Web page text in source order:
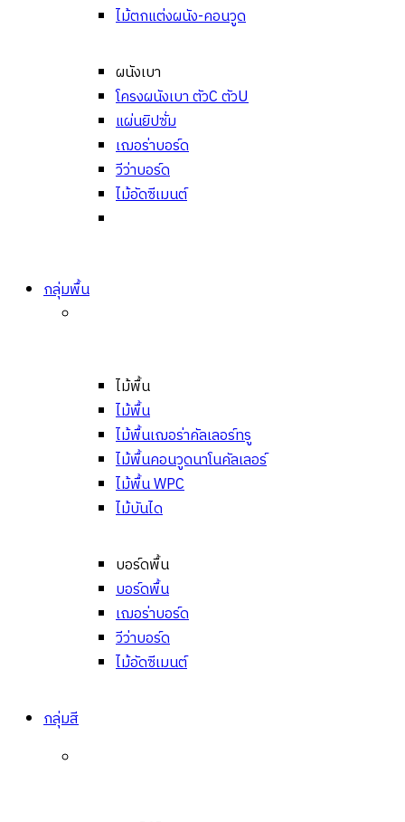
ไม้ตกแต่งผนัง-คอนวูด
ผนังเบา
โครงผนังเบา ตัวC ตัวU
แผ่นยิปซั่ม
เฌอร่าบอร์ด
วีว่าบอร์ด
ไม้อัดซีเมนต์
กลุ่มพื้น
ไม้พื้น
ไม้พื้น
ไม้พื้นเฌอร่าคัลเลอร์ทรู
ไม้พื้นคอนวูดนาโนคัลเลอร์
ไม้พื้น WPC
ไม้บันได
บอร์ดพื้น
บอร์ดพื้น
เฌอร่าบอร์ด
วีว่าบอร์ด
ไม้อัดซีเมนต์
กลุ่มสี